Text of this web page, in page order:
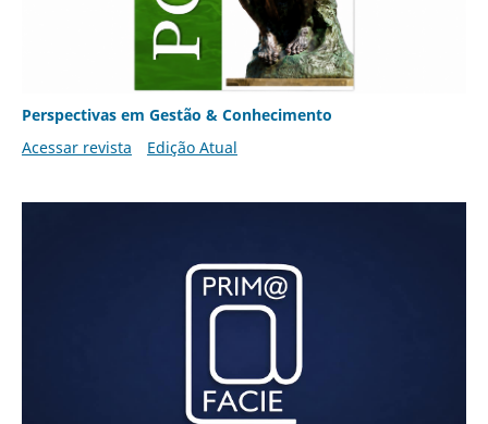
Perspectivas em Gestão & Conhecimento
Acessar revista
Edição Atual